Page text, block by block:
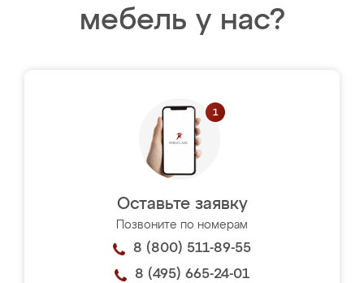
мебель у нас?
Оставьте заявку
Позвоните по номерам
8 (800) 511-89-55
8 (495) 665-24-01